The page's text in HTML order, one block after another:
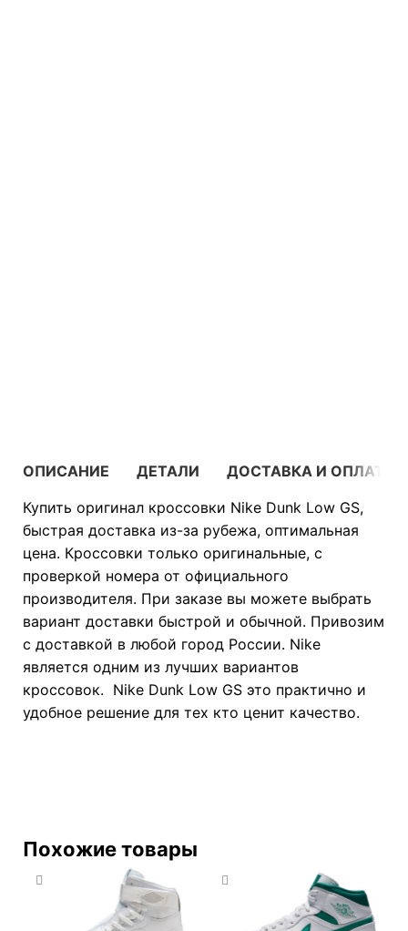
ОПИСАНИЕ ДЕТАЛИ
ДОСТАВКА И ОПЛАТА
Купить оригинал кроссовки Nike Dunk Low GS,
быстрая доставка из-за рубежа, оптимальная
цена. Кроссовки только оригинальные, с
проверкой номера от официального
производителя. При заказе вы можете выбрать
вариант доставки быстрой и обычной. Привозим
с доставкой в любой город России. Nike
является одним из лучших вариантов
кроссовок. Nike Dunk Low GS это практично и
удобное решение для тех кто ценит качество.
Похожие товары